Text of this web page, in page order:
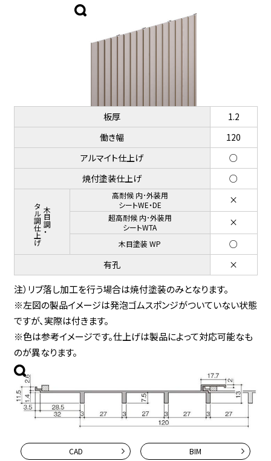
板厚
1.2
働き幅
120
アルマイト仕上げ
○
焼付塗装仕上げ
○
木目調・
メタル調仕上げ
高耐候 内･外装用
シートWE・DE
×
超高耐候 内･外装用
シートWTA
×
木目塗装 WP
○
有孔
×
注）リブ落し加工を行う場合は焼付塗装のみとなります。
※左図の製品イメージは発泡ゴムスポンジがついていない状態
ですが、実際は付きます。
※色は参考イメージです。仕上げは製品によって対応可能なも
のが異なります。
CAD BIM